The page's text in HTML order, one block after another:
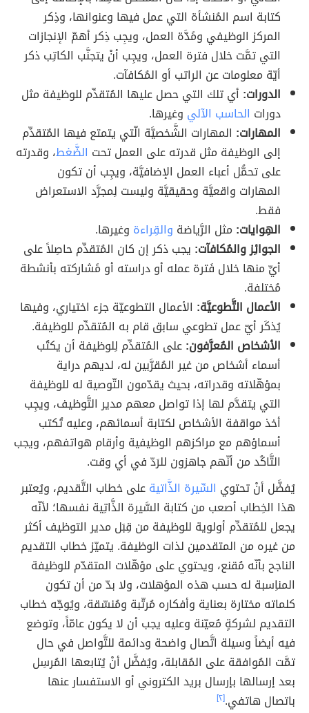
كتابة اسم المُنشأة التي عمل فيها وعنوانها، وذِكر
المركز الوظيفي ومًدَّة العمل، ويجِب ذِكر أهمّ الإنجازات
التي تمَّت خلال فترة العمل، ويجِب أنْ يتجنَّب الكاتِب ذكر
أيّة معلومات عن الراتب أو المُكافآت.
الدورات: أي تلك التي حصل عليها المُتقدِّم للوظيفة مثل
دورات الحاسب الآلي وغيرها.
المهارات: المهارات الشَّخصيَّة الّتي يتمتع فيها المٌتقدِّم
إلى الوظيفة مثل قدرته على العمل تحت الضَّغط، وقدرته
على تحمُّل أعباء العمل الإضافيَّة، ويجِب أن تكون
المهارات واقعيَّة وحقيقيَّة وليست لِمجرَّد الاستعراض
فقط.
الهِوايات: مثل الرَّياضة والقِراءة وغيرها.
الجوائِز والمُكافآت: يجب ذكر إن كان المُتقدِّم حاصِلاً على
أيِّ منها خلال فَترة عمله أو دراسته أو مًشاركته بأنشطة
مُختلفة.
الأعمال التَّطوعيَّة: الأعمال التطوعيّة جزء اختياري، وفيها
يُذكَر أيّ عمل تطوعي سابق قام به المُتقدِّم للوظيفة.
الأشخاص المُعرَّفون:على المُتقدِّم لِلوظيفة أن يكتُب
أسماء أشخاص من غير المُقرَّبين له، لديهم دراية
بمؤهّلاته وقدراته، بحيث يقدّمون التّوصية له للوظيفة
التي يتقدَّم لها إذا تواصل معهم مدير التَّوظيف، ويجِب
أخذ مواقفة الأشخاص لكتابة أسمائهم، وعليه تُكتب
أسماؤهم مع مراكزهم الوظيفية وأرقام هواتفهم، ويجب
التَّاكُد من أنّهم جاهزون للرَدّ في أي وقت.
يُفضَّل أنْ تحتوي السِّيرة الذَّاتيةعلى خطاب التَّقديم، ويُعتبر
هذا الخِطاب أصعب من كتابة السَّيرة الذَّاتِية نفسها؛ لأنّه
يجعل للمُتقدِّم أولوية للوظيفة من قِبَل مدير التوظيف أكثر
من غيره من المتقدمين لذات الوظيفة. يتميّز خطاب التقديم
الناجح بأنّه مُقنع، ويحتوي على مؤهّلات المتقدّم للوظيفة
المناِسبة له حسب هذه المؤهلات، ولا بدّ من أن تكون
كلماته مختارة بعناية وأفكاره مُرتّبة ومُنسّقة، ويُوجّه خطاب
التقديم لشركةٍ مُعيّنة وعليه يجب أن لا يكون عامّاً، وتوضع
فيه أيضاً وسيلة اتَّصال واضحة ودائمة للتَّواصل في حال
تمَّت المُوافقة على المُقابلة، ويُفضَّل أنْ يُتابعها المُرسِل
بعد إرسالها بإرسال بريد الكتروني أو الاستفسار عنها
باتصال هاتفي.[٢]